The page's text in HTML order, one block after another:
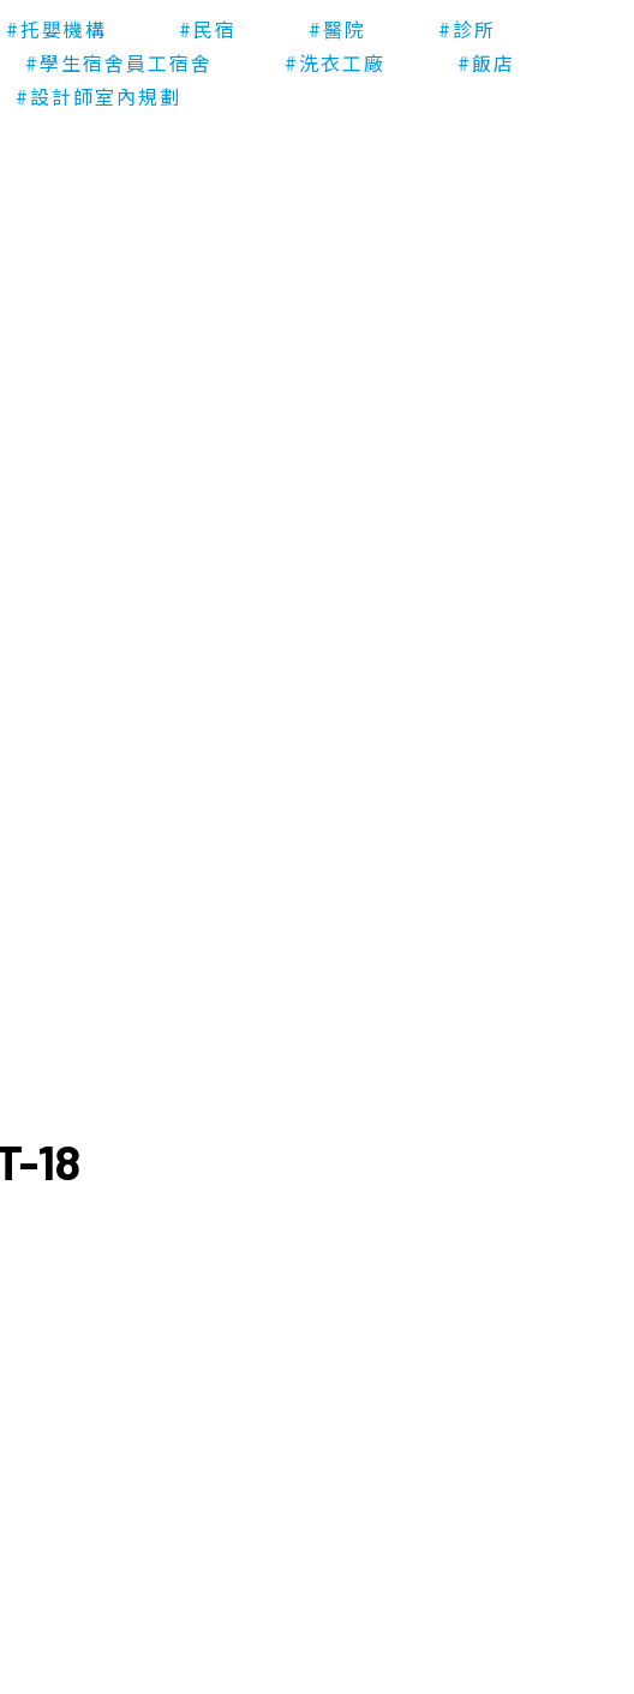
#托嬰機構 #民宿 #醫院
#診所
#學生宿舍員工宿舍 #洗衣工廠
#飯店
#設計師室內規劃
18